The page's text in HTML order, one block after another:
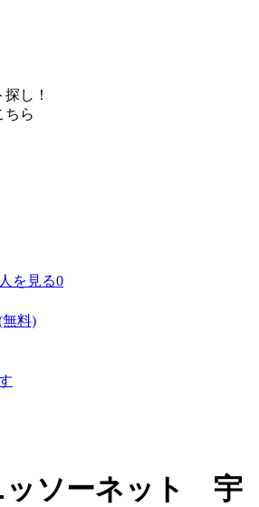
し！
ちら
を見る0
料)
ッソーネット 宇